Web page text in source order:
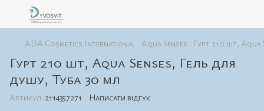
ADA Cosmetics International Aqua Senses Гурт 210 шт, Aqua
Гурт 210 шт, Aqua Senses, Гель для
душу, Туба 30 мл
Артикул: 2114357271 Написати відгук